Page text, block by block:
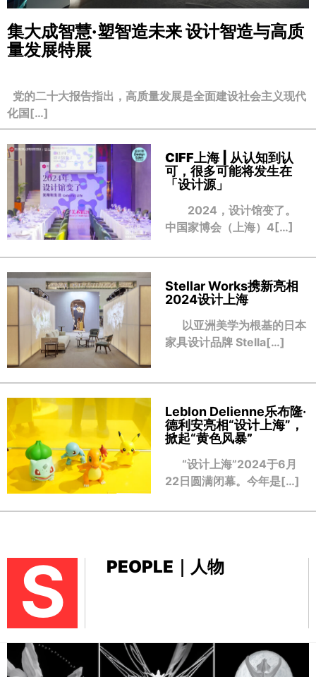
集大成智慧·塑智造未来设计智造与高质
量发展特展
党的二十大报告指出，高质量发展是全面建设社会主义现代
化国[…]
CIFF上海 | 从认知到认
可，很多可能将发生在
「设计源」
2024，设计馆变了。
中国家博会（上海）4[…]
Stellar Works携新亮相
2024设计上海
以亚洲美学为根基的日本
家具设计品牌 Stella[…]
Leblon Delienne乐布隆·
德利安亮相“设计上海”，
掀起“黄色风暴”
“设计上海”2024于6月
22日圆满闭幕。今年是[…]
S PEOPLE｜人物